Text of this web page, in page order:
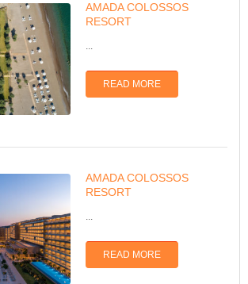
AMADA COLOSSOS
RESORT
...
READ MORE
AMADA COLOSSOS
RESORT
...
READ MORE